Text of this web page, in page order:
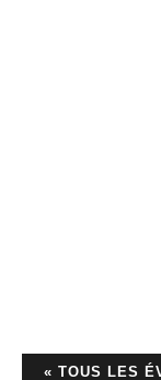
« TOUS LES